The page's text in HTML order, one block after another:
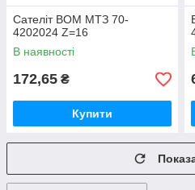
Сателіт ВОМ МТЗ 70-
4202024 Z=16
В наявності
172,65 ₴
Купити